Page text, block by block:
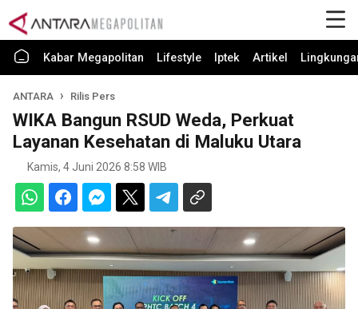
Kabar Megapolitan Lifestyle Iptek Artikel
ANTARA Rilis Pers
WIKA Bangun RSUD Weda, Perkuat
Layanan Kesehatan di Maluku Utara
Kamis, 4 Juni 2026 8:58 WIB